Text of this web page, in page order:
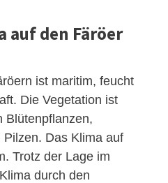
auf den Färöer
ist maritim, feucht
Die Vegetation ist
Blütenpflanzen,
Das Klima auf
Trotz der Lage im
durch den